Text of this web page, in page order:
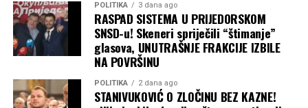
POLITIKA 3 dana ago
RASPAD SISTEMA U PRIJEDORSKOM
SNSD-u! Skeneri spriječili “štimanje”
glasova, UNUTRAŠNJE FRAKCIJE IZBILE
NA POVRŠINU
POLITIKA 2 dana ago
STANIVUKOVIĆ O ZLOČINU BEZ KAZNE!